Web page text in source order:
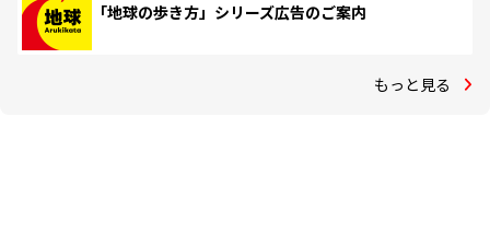
「地球の歩き方」シリーズ広告のご案内
もっと見る